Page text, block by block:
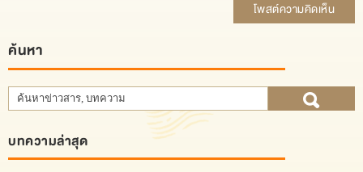
โพสต์ความคิดเห็น
ค้นหา
บทความล่าสุด